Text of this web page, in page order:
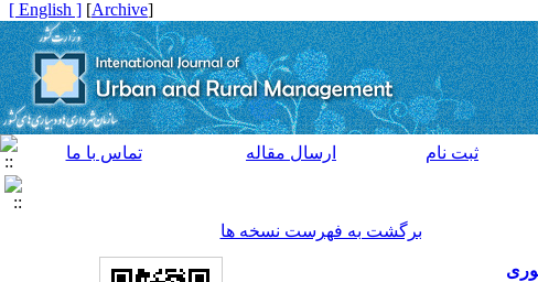
[
Archive
]
[ English ]
ثبت نام ارسال مقاله تماس با ما
برگشت به فهرست نسخه ها